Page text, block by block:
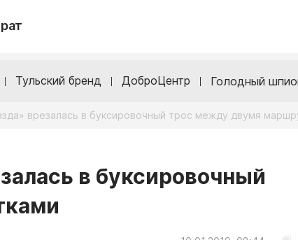
Тульский бренд ДоброЦентр Голодный
врезалась в буксировочный трос между двумя
в буксировочный